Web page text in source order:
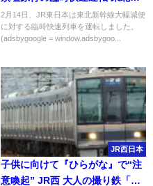
幹線救済列車
2月14日、JR東日本は東北新幹線大幅減便
に対する臨時快速列車を運転しました。
(adsbygoogle = window.adsbygoo...
JR西日本
子供に向けて『ひらがな』で“注
意喚起” JR西 大人の撮り鉄「侮